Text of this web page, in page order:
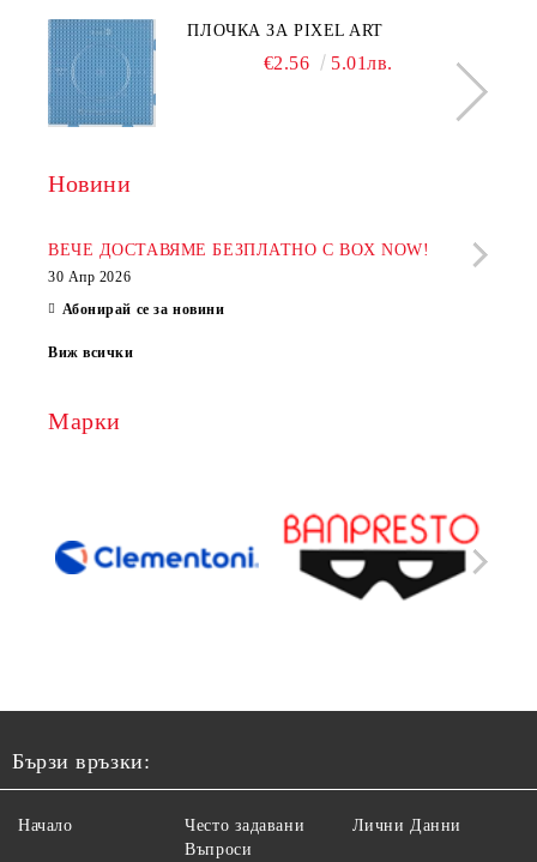
ПЛОЧКА ЗА PIXEL ART
€2.56 5.01лв.
Новини
ВЕЧЕ ДОСТАВЯМЕ БЕЗПЛАТНО С BOX NOW!
30 Апр 2026
Абонирай се за новини
Виж всички
Марки
Бързи връзки:
Начало
Често задавани
Въпроси
Лични Данни